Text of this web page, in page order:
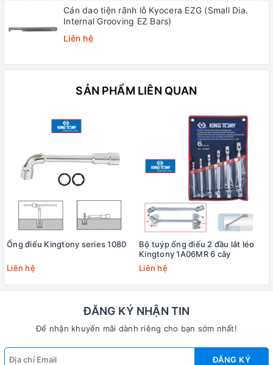
Cán dao tiện rãnh lỗ Kyocera EZG (Small Dia.
Internal Grooving EZ Bars)
Liên hệ
SẢN PHẨM LIÊN QUAN
Ống điếu Kingtony series 1080
Liên hệ
Bộ tuýp ống điếu 2 đầu lắt léo
Kingtony 1A06MR 6 cây
Liên hệ
ĐĂNG KÝ NHẬN TIN
Để nhận khuyến mãi dành riêng cho bạn sớm nhất!
ĐĂNG KÝ